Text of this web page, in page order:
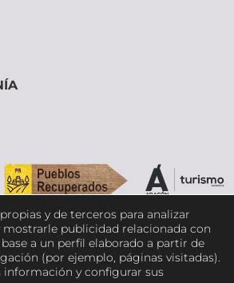
© 2026 Ligüerre de Cinca
y de terceros para analizar
mostrarle publicidad relacionada con
a un perfil elaborado a partir de
(por ejemplo, páginas visitadas).
información y configurar sus